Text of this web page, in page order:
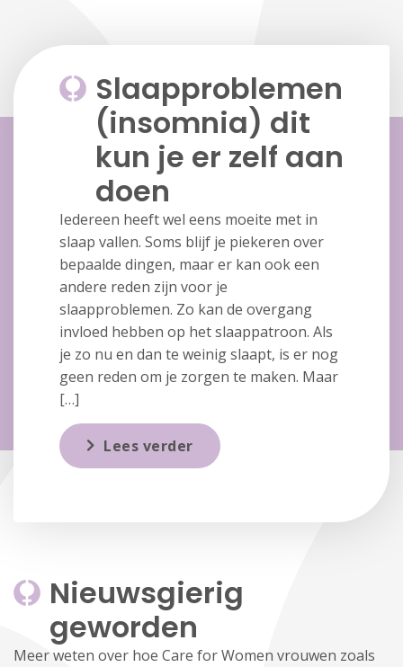
Slaapproblemen
(insomnia) dit
kun je er zelf aan
doen
Iedereen heeft wel eens moeite met in
slaap vallen. Soms blijf je piekeren over
bepaalde dingen, maar er kan ook een
andere reden zijn voor je
slaapproblemen. Zo kan de overgang
invloed hebben op het slaappatroon. Als
je zo nu en dan te weinig slaapt, is er nog
geen reden om je zorgen te maken. Maar
[…]
Lees verder
Nieuwsgierig
geworden
Meer weten over hoe Care for Women vrouwen zoals